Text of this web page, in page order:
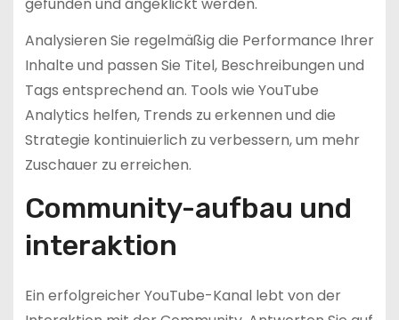
Analysieren Sie regelmäßig die Performance Ihrer
Inhalte und passen Sie Titel, Beschreibungen und
Tags entsprechend an. Tools wie YouTube
Analytics helfen, Trends zu erkennen und die
Strategie kontinuierlich zu verbessern, um mehr
Zuschauer zu erreichen.
Community-aufbau und
interaktion
Ein erfolgreicher YouTube-Kanal lebt von der